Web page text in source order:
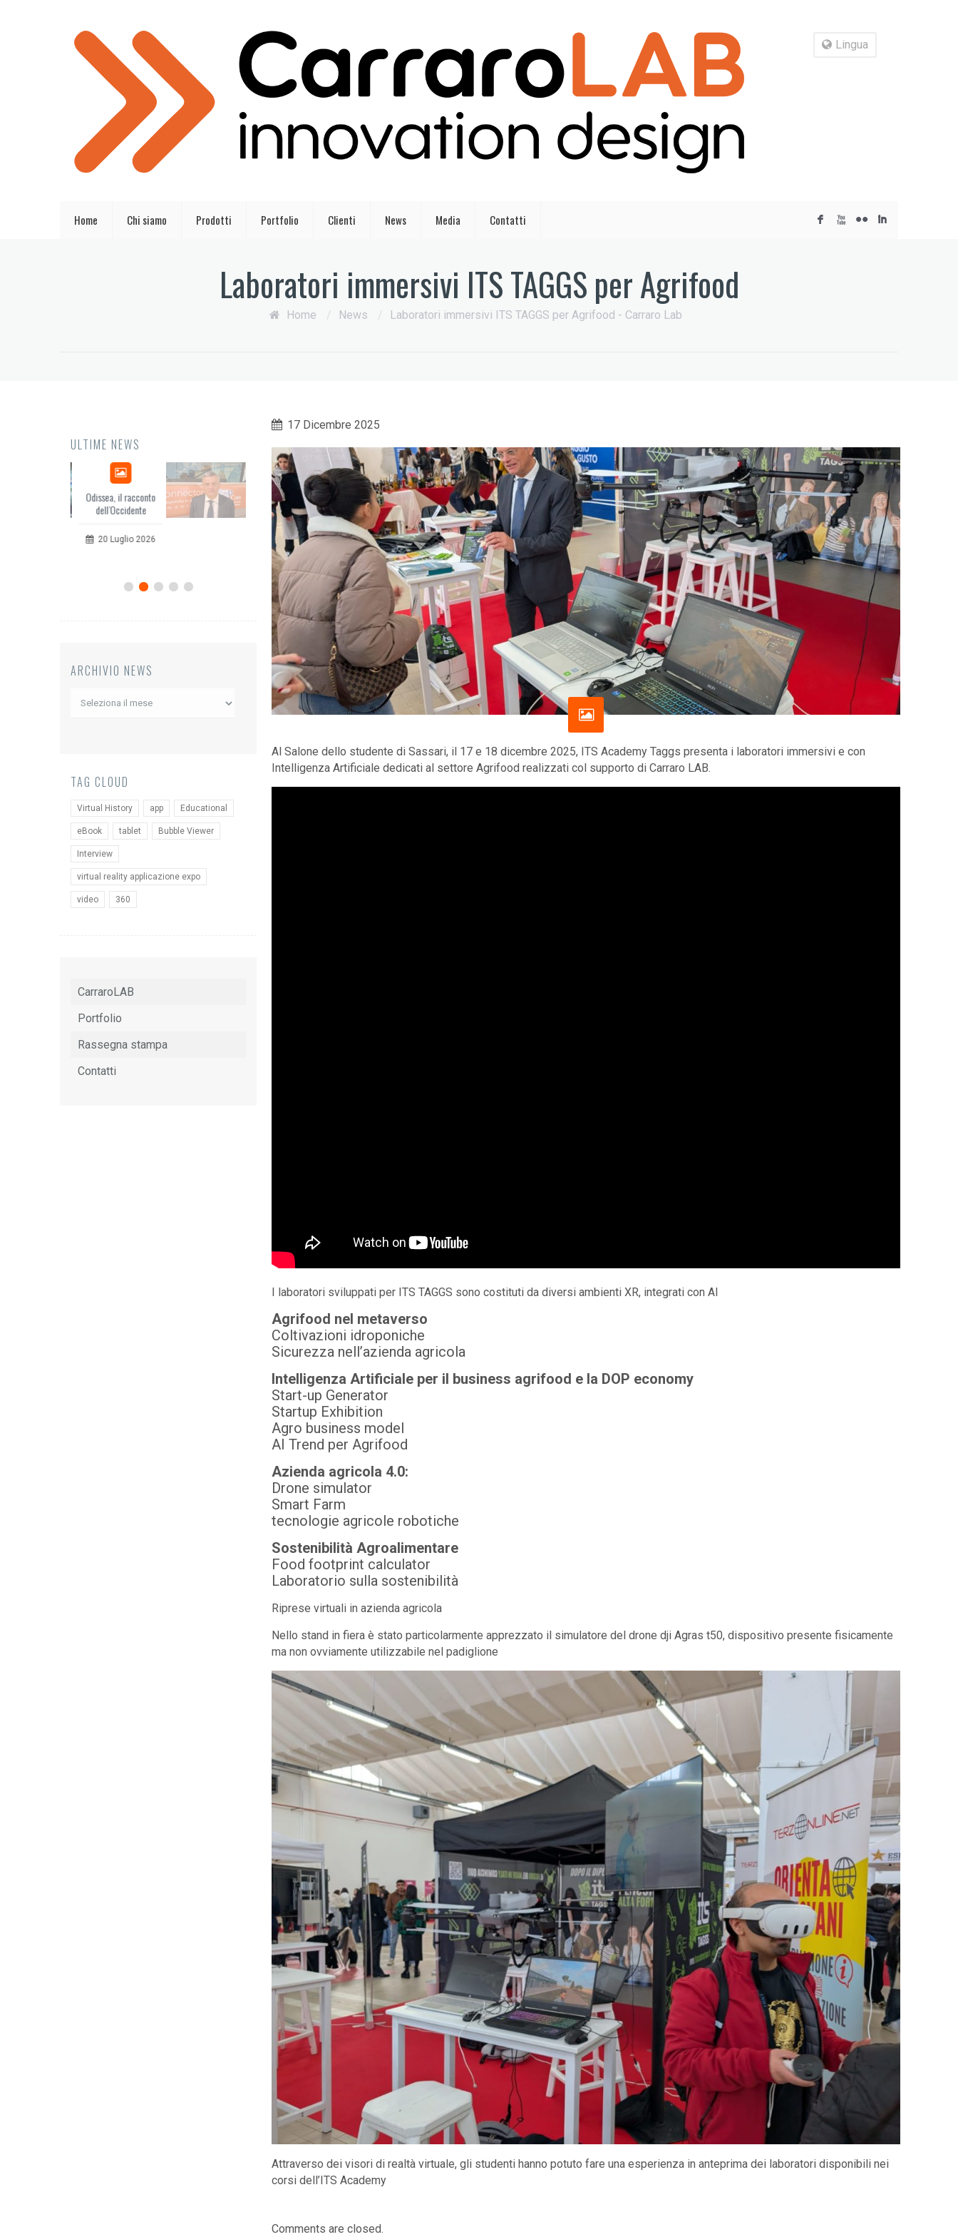
F X N I
Lingua
Home Chi siamo Prodotti Portfolio Clienti News Media Contatti
Laboratori immersivi ITS TAGGS per Agrifood
Home / News / Laboratori immersivi ITS TAGGS per Agrifood - Carraro Lab
17 Dicembre 2025
Al Salone dello studente di Sassari, il 17 e 18 dicembre 2025, ITS Academy Taggs presenta i laboratori immersivi e con
Intelligenza Artificiale dedicati al settore Agrifood realizzati col supporto di Carraro LAB.
I laboratori sviluppati per ITS TAGGS sono costituti da diversi ambienti XR, integrati con AI
Agrifood nel metaverso
Coltivazioni idroponiche
Sicurezza nell’azienda agricola
Intelligenza Artificiale per il business agrifood e la DOP economy
Start-up Generator
Startup Exhibition
Agro business model
AI Trend per Agrifood
Azienda agricola 4.0:
Drone simulator
Smart Farm
tecnologie agricole robotiche
Sostenibilità Agroalimentare
Food footprint calculator
Laboratorio sulla sostenibilità
Riprese virtuali in azienda agricola
Nello stand in fiera è stato particolarmente apprezzato il simulatore del drone dji Agras t50, dispositivo presente fisicamente
ma non ovviamente utilizzabile nel padiglione
Attraverso dei visori di realtà virtuale, gli studenti hanno potuto fare una esperienza in anteprima dei laboratori disponibili nei
corsi dell’ITS Academy
Comments are closed.
ULTIME NEWS
EuropCOM: digital kit
per l’ecosistema della
comunicazione
EDIH Summit a
Bruxelles: AI e turismo
5 Giugno 2026
Beyond Big Tech:
workshop at EuroPCom
3 Giugno 2026
Oltre le Big Tech –
Workshop a EuroPCom
3 Giugno 2026
ARCHIVIO NEWS
Archivio
TAG CLOUD
Virtual History app Educational
eBook tablet Bubble Viewer
Interview
virtual reality applicazione expo
video 360
CarraroLAB
Portfolio
Rassegna stampa
Contatti